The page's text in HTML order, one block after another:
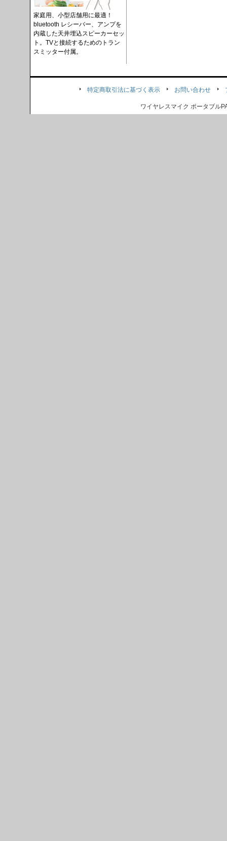
家庭用、小型店舗用に最適！
bluetooth レシーバー、アンプを
内蔵した天井埋込スピーカーセッ
ト。TVと接続するためのトラン
スミッター付属。
特定商取引法に基づく表示 お問い合わせ
ワイヤレスマイク ポータブル